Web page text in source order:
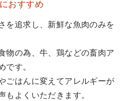
おすすめ
を追求し、新鮮な魚肉のみを
物の為、牛、鶏などの畜肉ア
です。
ごはんに変えてアレルギーが
もよくいただきます。